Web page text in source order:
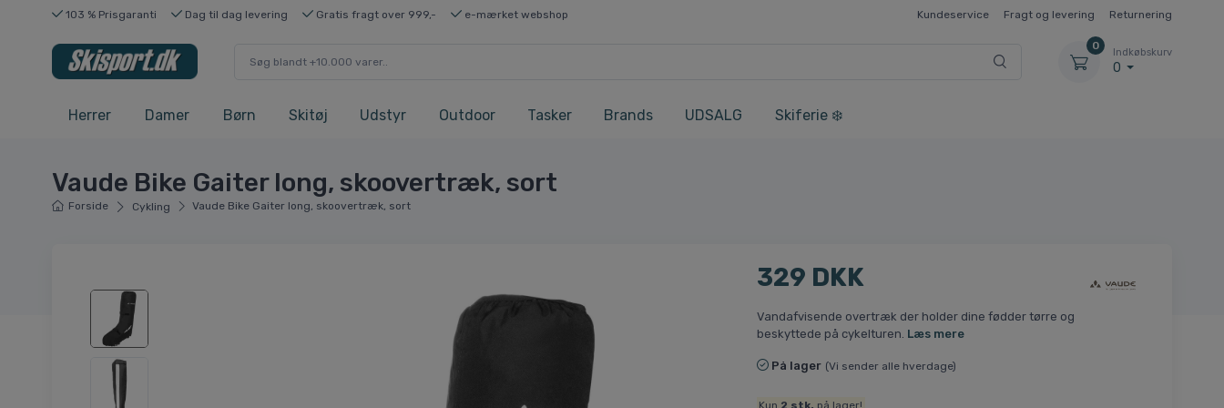
103 % Prisgaranti Dag til dag levering Gratis fragt over 999,- e-mærket webshop Kundeservice Fragt og levering Returnering
0
Indkøbskurv
0
Herrer Damer Børn Skitøj Udstyr Outdoor Tasker Brands UDSALG Skiferie ❄️
Vaude Bike Gaiter long, skoovertræk, sort
Forside Cykling Vaude Bike Gaiter long, skoovertræk, sort
329 DKK
Vandafvisende overtræk der holder dine fødder tørre og
beskyttede på cykelturen. Læs mere
På lager (Vi sender alle hverdage)